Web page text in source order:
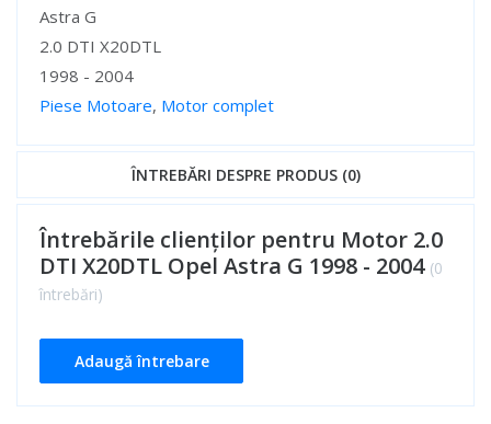
Astra G
2.0 DTI X20DTL
1998 - 2004
Piese Motoare, Motor complet
ÎNTREBĂRI DESPRE PRODUS (0)
Întrebările clienților pentru Motor 2.0
DTI X20DTL Opel Astra G 1998 - 2004 (0
întrebări)
Adaugă întrebare